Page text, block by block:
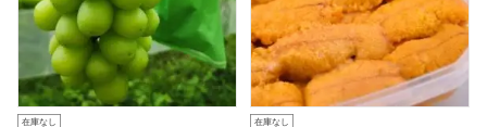
在庫なし 在庫なし